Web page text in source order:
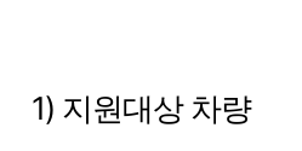
1) 지원대상 차량